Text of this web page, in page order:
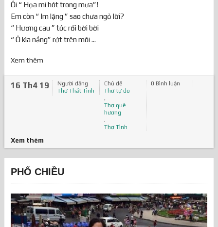
Ôi “ Họa mi hót trong mưa”!
Em còn “ Im lặng ” sao chưa ngỏ lời?
“ Hương cau ” tóc rối bời bời
“ Ô kìa nắng” rớt trên môi ...
Xem thêm
16 Th4 19
Người đăng
Thơ Thất Tình
Chủ đề
Thơ tự do
,
Thơ quê
hương
,
Thơ Tình
0 Bình luận
Xem thêm
PHỐ CHIỀU